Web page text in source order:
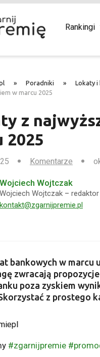
Rankingi
» Poradniki » Lokaty i
w marcu 2025
z
2025
Komentarze
Wojciech Wojtczak
Wojciech Wojtczak – redaktor
kontakt@zgarnijpremie.pl
bankowych w marcu
zwracają
poza zyskiem
z prostego
#zgarnijpremie